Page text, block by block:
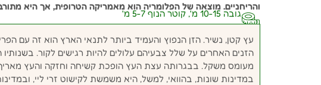
והריחניים. מוצאה של הפלומריה הוא מאמריקה הטרופית, אך היא
גובה 10-15 מ', קוטר הנוף 5-7 מ'
עץ קטן, נשיר. הזן הנפוץ והעמיד ביותר לתנאי הארץ הוא זה עם
הזנים האחרים על שלל צבעיהם עלולים להיות רגישים לקור.
מעומס משקל. בבגרותה עצת העץ הופכת קשיחה וחזקה והעץ
במדינות שונות, בהוואי, למשל, היא משמשת לקישוט זרי ליי,